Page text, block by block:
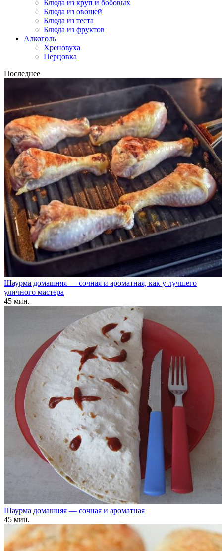
Блюда из круп и бобовых
Блюда из овощей
Блюда из теста
Блюда из фруктов
Алкоголь
Хреновуха
Перцовка
Последнее
Шаурма домашняя — сочная и ароматная, как у лучшего
уличного мастера
45 мин.
Шаурма домашняя — сочная и ароматная
45 мин.